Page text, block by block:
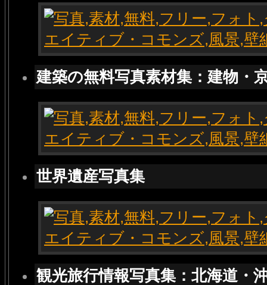
建築の無料写真素材集：建物・
世界遺産写真集
観光旅行情報写真集：北海道・